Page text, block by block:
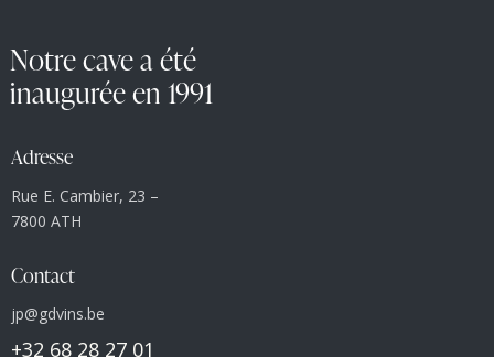
Notre cave a été
inaugurée en 1991
Adresse
Rue E. Cambier, 23 –
7800 ATH
Contact
jp@gdvins.be
+32 68 28 27 01